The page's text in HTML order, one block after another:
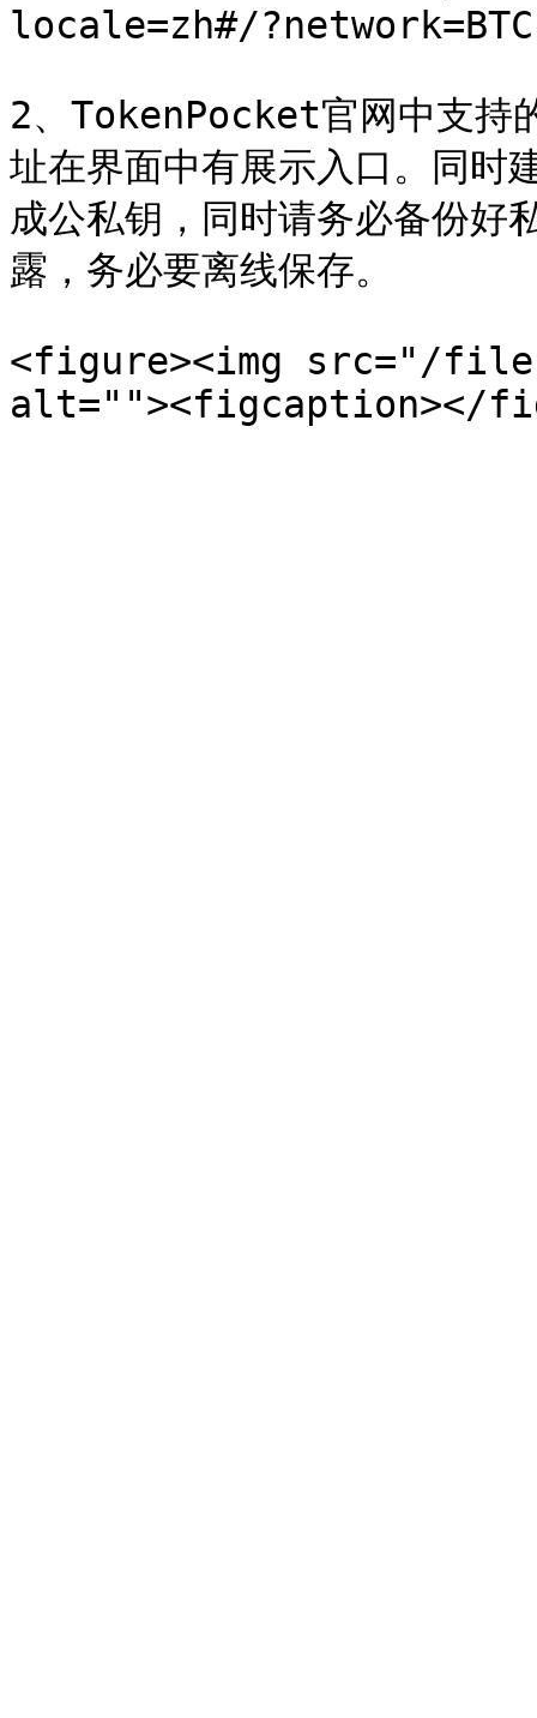
locale=zh#/
2、TokenPocket官网中支持
址在界面中有展示入口。同时
成公私钥，同时请务必备份好
露，务必要离线保存。
<figure><img src="/files/